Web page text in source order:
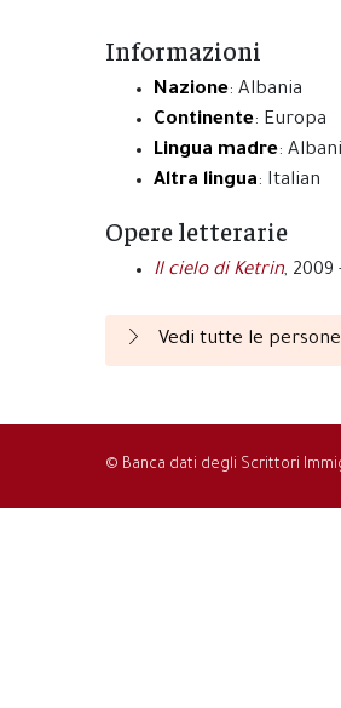
Informazioni
Nazione: Albania
Continente: Europa
Lingua madre:
Altra lingua: Italian
Opere letterarie
Il cielo di Ketrin, 2009
Vedi tutte le persone
© Banca dati degli Scrittori